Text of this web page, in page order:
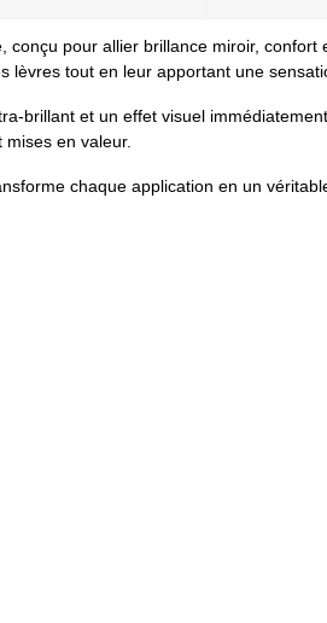
conçu pour allier brillance miroir,
tout en leur apportant une
brillant et un effet visuel
en valeur.
chaque application en un